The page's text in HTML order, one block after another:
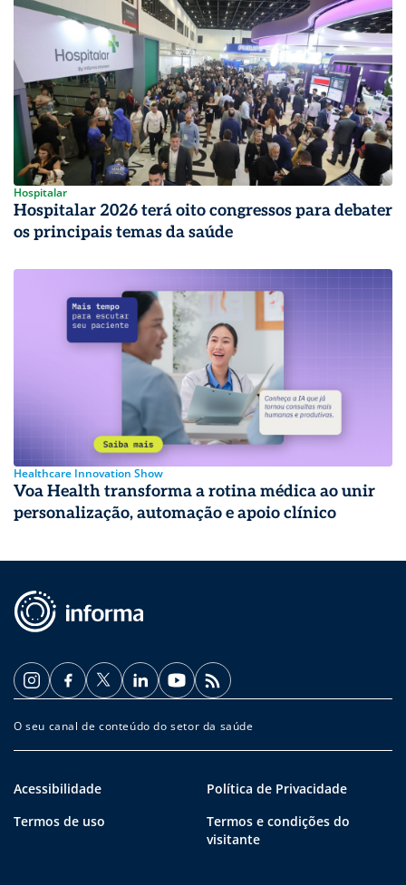
Hospitalar
Hospitalar 2026 terá oito congressos para debater
os principais temas da saúde
Healthcare Innovation Show
Voa Health transforma a rotina médica ao unir
personalização, automação e apoio clínico
O seu canal de conteúdo do setor da saúde
Acessibilidade
Política de Privacidade
Termos de uso
Termos e condições do
visitante